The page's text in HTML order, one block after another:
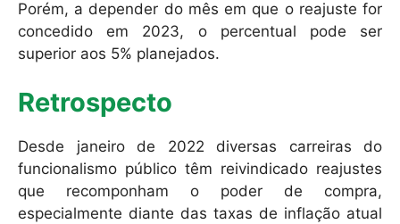
Porém, a depender do mês em que o reajuste for
concedido em 2023, o percentual pode ser
superior aos 5% planejados.
Retrospecto
Desde janeiro de 2022 diversas carreiras do
funcionalismo público têm reivindicado reajustes
que recomponham o poder de compra,
especialmente diante das taxas de inflação atual